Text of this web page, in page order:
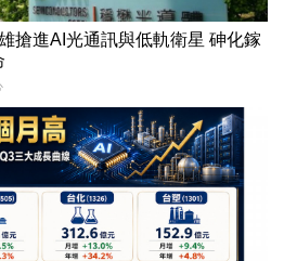
搶進AI光通訊與低軌衛星 砷化鎵